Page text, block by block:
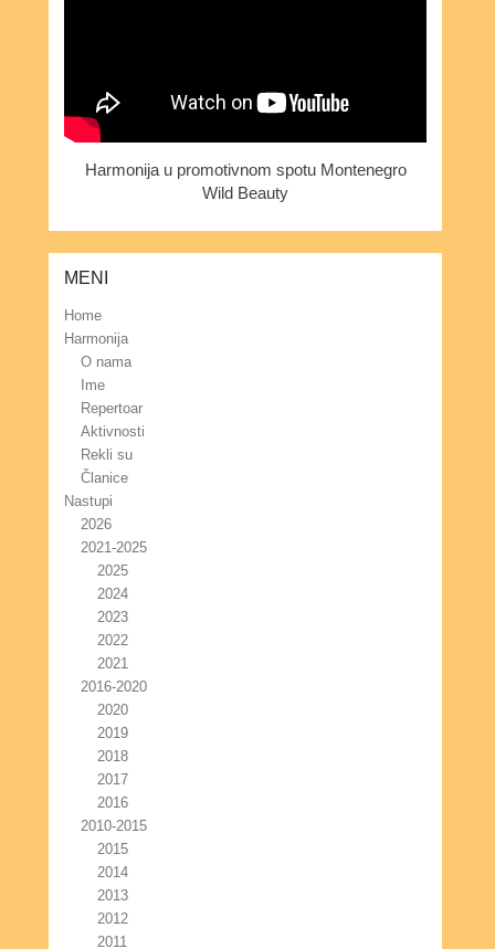
Harmonija u promotivnom spotu Montenegro
Wild Beauty
MENI
Home
Harmonija
O nama
Ime
Repertoar
Aktivnosti
Rekli su
Članice
Nastupi
2026
2021-2025
2025
2024
2023
2022
2021
2016-2020
2020
2019
2018
2017
2016
2010-2015
2015
2014
2013
2012
2011